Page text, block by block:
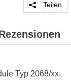
Teilen
Typ 2068/xx.